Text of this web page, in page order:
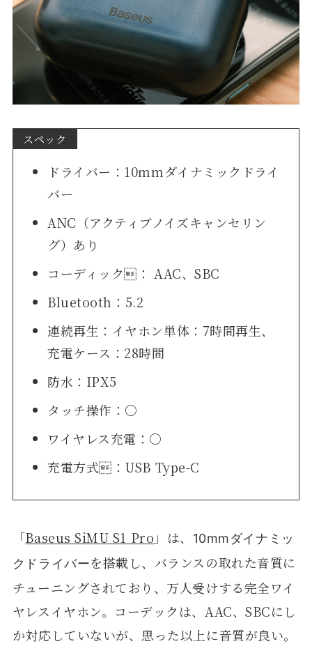
スペック
ドライバー：10mmダイナミックドライ
バー
ANC（アクティブノイズキャンセリン
グ）あり
コーディック： AAC、SBC
Bluetooth：5.2
連続再生：イヤホン単体：7時間再生、
充電ケース：28時間
防水：IPX5
タッチ操作：○
ワイヤレス充電：○
充電方式：USB Type-C
「Baseus SiMU S1 Pro 」は、
10mmダイナミッ
クドライバーを搭載し、バランスの取れた音質に
チューニングされており、万人受けする完全ワイ
ヤレスイヤホン。コーデックは、AAC、SBCにし
か対応していないが、思った以上に音質が良い。